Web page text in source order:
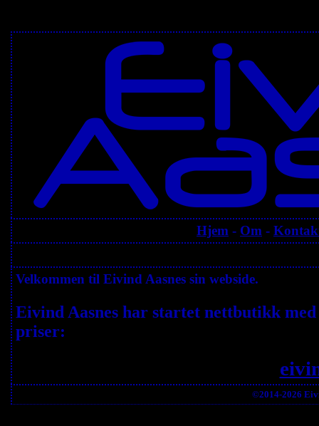
Hjem - Om -
Velkommen til Eivind Aasnes sin webside.
Eivind Aasnes har startet nettbutikk
priser:
©2014-2026